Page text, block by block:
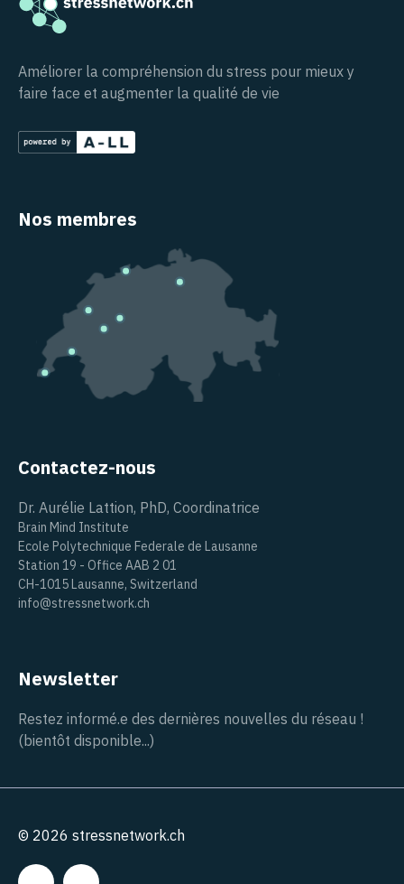
Améliorer la compréhension du stress pour mieux y
faire face et augmenter la qualité de vie
Nos membres
Contactez-nous
Dr. Aurélie Lattion, PhD, Coordinatrice
Brain Mind Institute
Ecole Polytechnique Federale de Lausanne
Station 19 - Office AAB 2 01
CH-1015 Lausanne, Switzerland
info@stressnetwork.ch
Newsletter
Restez informé.e des dernières nouvelles du réseau !
(bientôt disponible...)
© 2026 stressnetwork.ch